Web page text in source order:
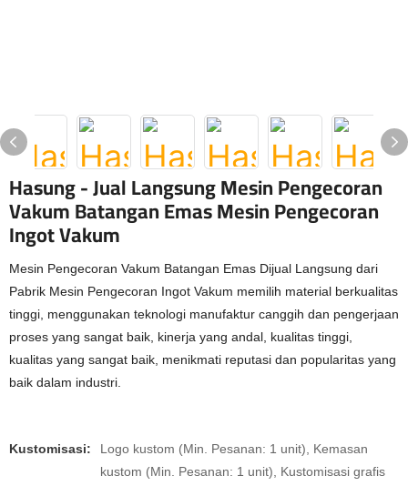
Hasung - Jual Langsung Mesin Pengecoran
Vakum Batangan Emas Mesin Pengecoran
Ingot Vakum
Mesin Pengecoran Vakum Batangan Emas Dijual Langsung dari
Pabrik Mesin Pengecoran Ingot Vakum memilih material berkualitas
tinggi, menggunakan teknologi manufaktur canggih dan pengerjaan
proses yang sangat baik, kinerja yang andal, kualitas tinggi,
kualitas yang sangat baik, menikmati reputasi dan popularitas yang
baik dalam industri.
Kustomisasi:
Logo kustom (Min. Pesanan: 1 unit), Kemasan
kustom (Min. Pesanan: 1 unit), Kustomisasi grafis